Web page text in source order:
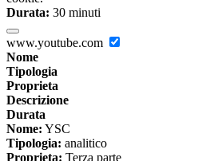
Durata: 30 minuti
www.youtube.com
Nome
Tipologia
Proprieta
Descrizione
Durata
Nome: YSC
Tipologia: analitico
Proprieta: Terza parte